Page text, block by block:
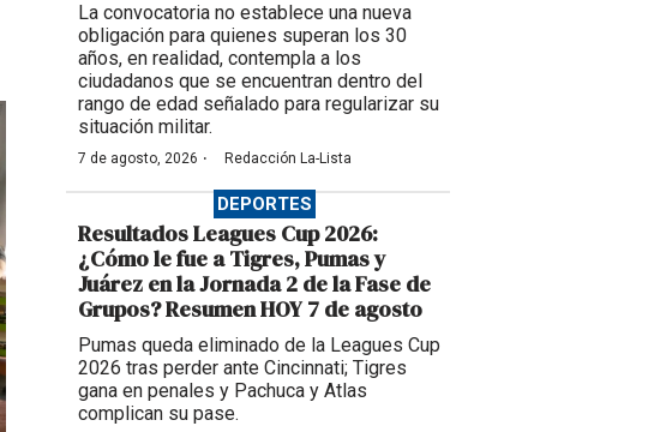
La convocatoria no establece una nueva
obligación para quienes superan los 30
años, en realidad, contempla a los
ciudadanos que se encuentran dentro del
rango de edad señalado para regularizar su
situación militar.
7 de agosto, 2026 · Redacción La-Lista
DEPORTES
Resultados Leagues Cup 2026:
¿Cómo le fue a Tigres, Pumas y
Juárez en la Jornada 2 de la Fase de
Grupos? Resumen HOY 7 de agosto
Pumas queda eliminado de la Leagues Cup
2026 tras perder ante Cincinnati; Tigres
gana en penales y Pachuca y Atlas
complican su pase.